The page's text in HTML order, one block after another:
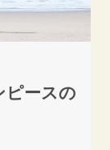
ピースの